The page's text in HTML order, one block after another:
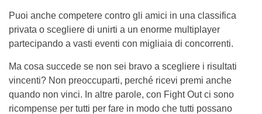
Puoi anche competere contro gli amici in una classifica
privata o scegliere di unirti a un enorme multiplayer
partecipando a vasti eventi con migliaia di concorrenti.
Ma cosa succede se non sei bravo a scegliere i risultati
vincenti? Non preoccuparti, perché ricevi premi anche
quando non vinci. In altre parole, con Fight Out ci sono
ricompense per tutti per fare in modo che tutti possano